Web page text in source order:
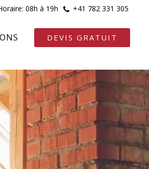
DEVIS GRATUIT
08h à 19h +41 782 331 305